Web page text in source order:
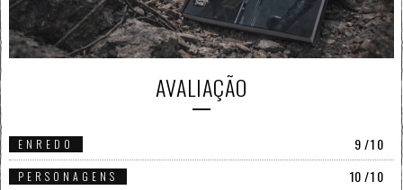
AVALIAÇÃO
ENREDO 9/10
PERSONAGENS 10/10